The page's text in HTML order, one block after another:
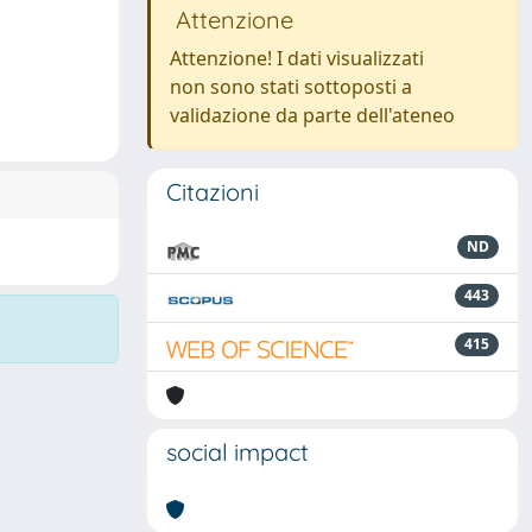
Attenzione
Attenzione! I dati visualizzati
non sono stati sottoposti a
validazione da parte dell'ateneo
Citazioni
ND
443
415
social impact